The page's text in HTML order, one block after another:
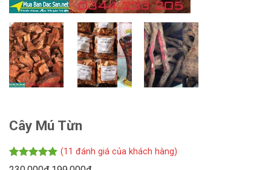
Cây Mú Từn
5.00 trên 5
11
(11 đánh giá của khách hàng)